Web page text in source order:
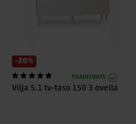
-20%
TILAUSTUOTE
Vilja 5.1 tv-taso 150 3 ovella